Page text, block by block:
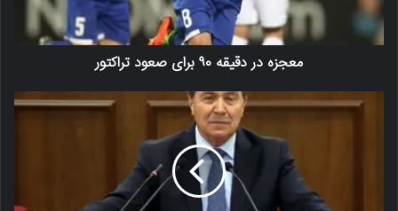
معجزه در دقیقه ۹۰ برای صعود تراکتور